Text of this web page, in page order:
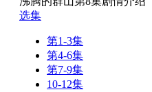
选集
第1-3集
第4-6集
第7-9集
10-12集